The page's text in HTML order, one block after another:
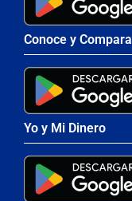
Conoce y Compara
Yo y Mi Dinero